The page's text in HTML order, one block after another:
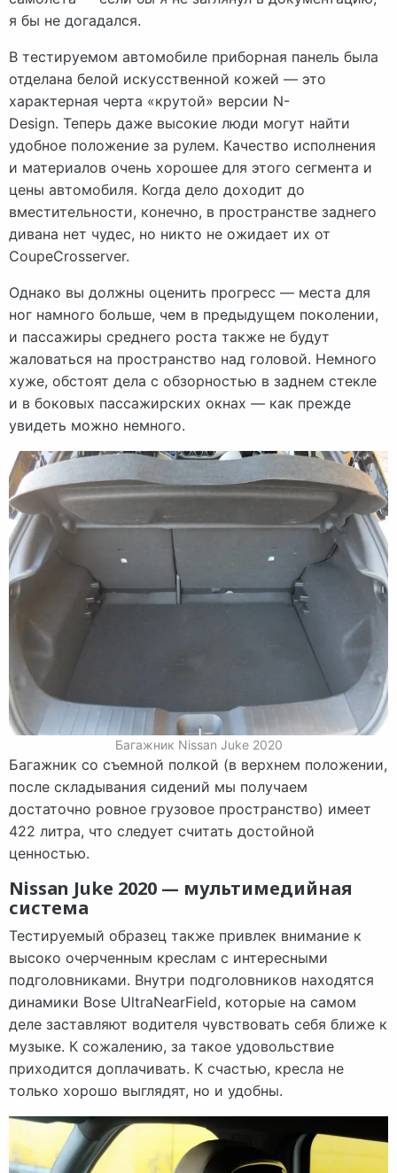
я бы не догадался.
В тестируемом автомобиле приборная панель была
отделана белой искусственной кожей — это
характерная черта «крутой» версии N-
Design. Теперь даже высокие люди могут найти
удобное положение за рулем. Качество исполнения
и материалов очень хорошее для этого сегмента и
цены автомобиля. Когда дело доходит до
вместительности, конечно, в пространстве заднего
дивана нет чудес, но никто не ожидает их от
CoupeCrosserver.
Однако вы должны оценить прогресс — места для
ног намного больше, чем в предыдущем поколении,
и пассажиры среднего роста также не будут
жаловаться на пространство над головой. Немного
хуже, обстоят дела с обзорностью в заднем стекле
и в боковых пассажирских окнах — как прежде
увидеть можно немного.
Багажник Nissan Juke 2020
Багажник со съемной полкой (в верхнем положении,
после складывания сидений мы получаем
достаточно ровное грузовое пространство) имеет
422 литра, что следует считать достойной
ценностью.
Nissan Juke 2020 — мультимедийная
система
Тестируемый образец также привлек внимание к
высоко очерченным креслам с интересными
подголовниками. Внутри подголовников находятся
динамики Bose UltraNearField, которые на самом
деле заставляют водителя чувствовать себя ближе к
музыке. К сожалению, за такое удовольствие
приходится доплачивать. К счастью, кресла не
только хорошо выглядят, но и удобны.